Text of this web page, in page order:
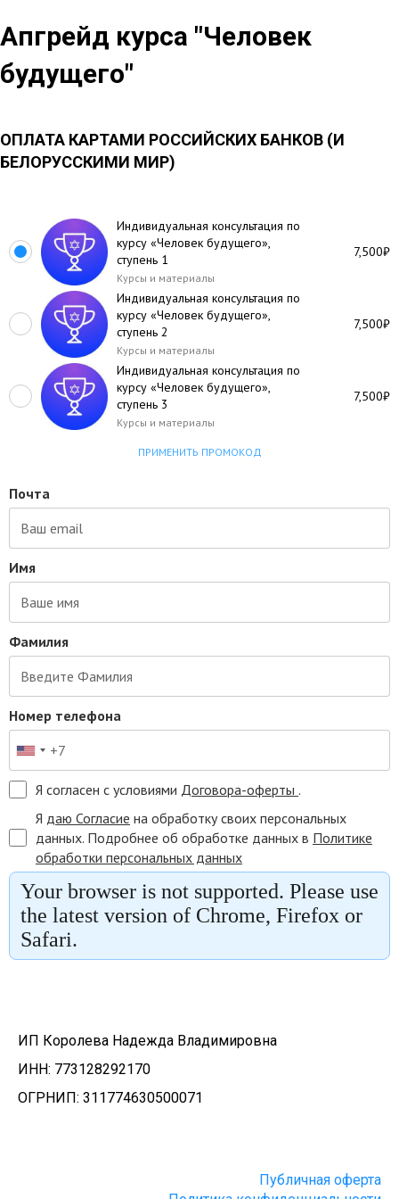
Апгрейд курса "Человек
будущего"
ОПЛАТА КАРТАМИ РОССИЙСКИХ БАНКОВ (И
БЕЛОРУССКИМИ МИР)
ИП Королева Надежда Владимировна
ИНН: 773128292170
ОГРНИП: 311774630500071
Публичная оферта